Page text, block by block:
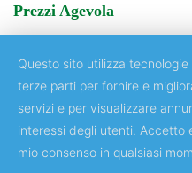
Prezzi Agevola
Copyright © 2018 Università
Questo sito utilizza
terze parti per fornire e
servizi e per visualizzare
interessi degli utenti. Accetto
mio consenso in qualsiasi